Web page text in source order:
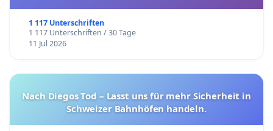
1 117 Unterschriften
1 117 Unterschriften / 30 Tage
11 Jul 2026
Nach Diegos Tod – Lasst uns für mehr Sicherheit in
Schweizer Bahnhöfen handeln.